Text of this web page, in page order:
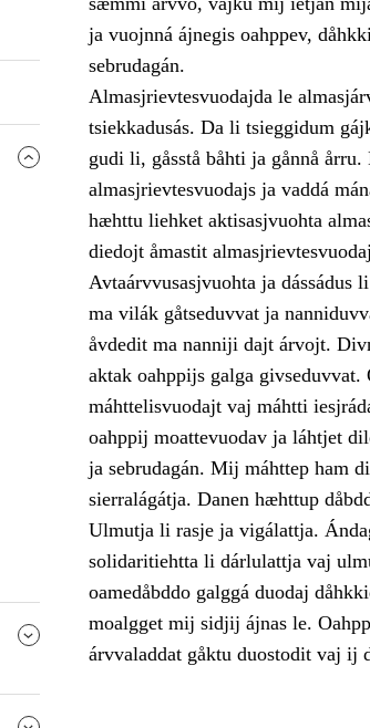
ja vuojnná ájnegis oahppev,
sebrudagán.
Almasjrievtesvuodajda le
tsiekkadusás. Da li tsieggidum
gudi li, gåsstå båhti ja gånnå årru.
almasjrievtesvuodajs ja vaddá
hæhttu liehket aktisasjvuohta
diedojt åmastit
Avtaárvvusasjvuohta ja
ma vilák gåtseduvvat ja
åvdedit ma nanniji dajt árvojt.
aktak oahppijs galga
máhttelisvuodajt vaj máhtti
oahppij moattevuodav ja láhtjet
ja sebrudagán. Mij máhttep ham
sierralágátja. Danen hæhttup
Ulmutja li rasje ja vigálattja.
solidaritiehtta li dárlulattja vaj
oamedåbddo galggá duodaj
moalgget mij sidjij ájnas le.
árvvaladdat gåktu duostodit vaj ij